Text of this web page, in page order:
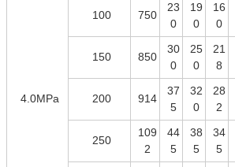
4.0MPa
100 750
23
0
19
0
16
0
150 850
30
0
25
0
21
8
200 914
37
5
32
0
28
2
250
109
2
44
5
38
5
34
5